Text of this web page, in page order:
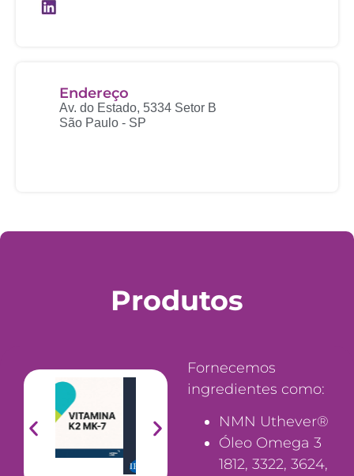
Endereço
Av. do Estado, 5334 Setor B
São Paulo - SP
Produtos
Fornecemos
ingredientes como:
NMN Uthever®︎
Óleo Omega 3
1812, 3322, 3624,